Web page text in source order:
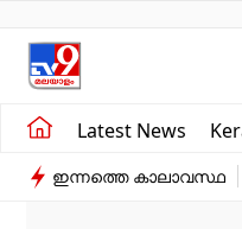
Latest News
Kerala
Indiaഇന്നത്തെ കാലാവസ്ഥ